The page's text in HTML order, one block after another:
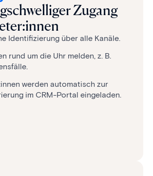
Zu­gang
Identi­fi­zier­ung über alle Kanäle.
rund um die Uhr melden, z. B.
werden auto­ma­tisch zur
im CRM-Portal ein­ge­laden.